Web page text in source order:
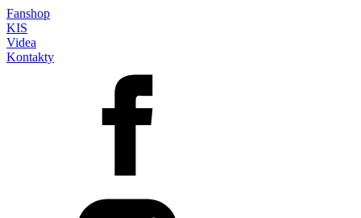
Fanshop
KIS
Videa
Kontakty